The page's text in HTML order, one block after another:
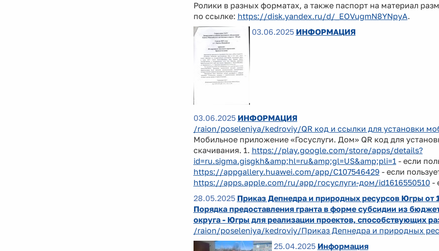
Ролики в разных форматах, а также паспорт на материал
по ссылке: https://disk.yandex.ru/d/_EOVugmN8YNpyA.
03.06.2025 ИНФОРМАЦИЯ
03.06.2025 ИНФОРМАЦИЯ
/raion/poseleniya/kedroviy/QR код и ссылки для установки
Мобильное приложение «Госуслуги. Дом» QR код для
скачивания. 1. https://play.google.com/store/apps/details?
id=ru.sigma.gisgkh&amp;hl=ru&amp;gl=US&amp;pli=1- если
https://appgallery.huawei.com/app/C107546429 - если
https://apps.apple.com/ru/app/госуслуги-дом/id1616550510 -
28.05.2025 Приказ Депнедра и природных ресурсов Югры от
Порядка предоставления гранта в форме субсидии из
округа - Югры для реализации проектов, способствующих
/raion/poseleniya/kedroviy/Приказ Депнедра и природных
25.04.2025 Информация